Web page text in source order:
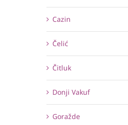
Cazin
Čelić
Čitluk
Donji Vakuf
Goražde